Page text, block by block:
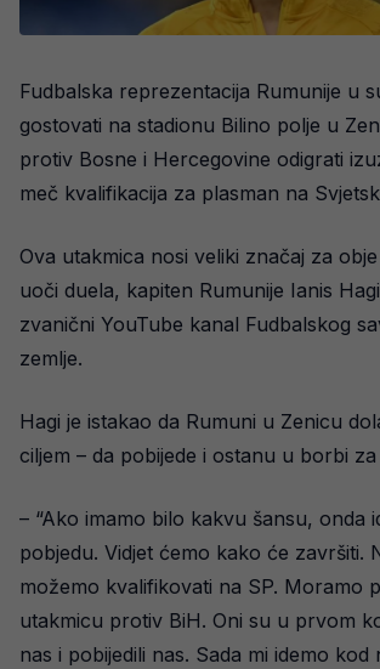
Fudbalska reprezentacija Rumunije u
gostovati na stadionu Bilino polje u
protiv Bosne i Hercegovine odigrati
meč kvalifikacija za plasman na
Ova utakmica nosi veliki značaj za
uoči duela, kapiten Rumunije Ianis
zvanični YouTube kanal Fudbalskog
zemlje.
Hagi je istakao da Rumuni u Zenicu
ciljem – da pobijede i ostanu u borbi
– “Ako imamo bilo kakvu šansu, onda
pobjedu. Vidjet ćemo kako će završiti.
možemo kvalifikovati na SP. Moramo
utakmicu protiv BiH. Oni su u prvom
nas i pobijedili nas. Sada mi idemo kod